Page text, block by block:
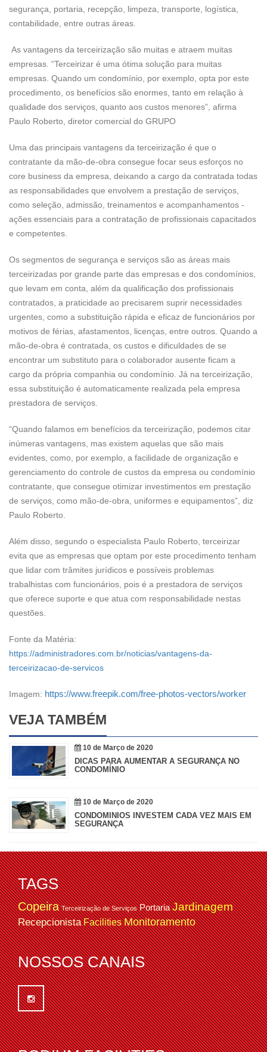
segurança, portaria, recepção, limpeza, transporte, logística,
contabilidade, entre outras áreas.
As vantagens da terceirização são muitas e atraem muitas
empresas. “Terceirizar é uma ótima solução para muitas
empresas. Quando um condomínio, por exemplo, opta por este
procedimento, os benefícios são enormes, tanto em relação à
qualidade dos serviços, quanto aos custos menores”, afirma
Paulo Roberto, diretor comercial do GRUPO
Uma das principais vantagens da terceirização é que o
contratante da mão-de-obra consegue focar seus esforços no
core business da empresa, deixando a cargo da contratada todas
as responsabilidades que envolvem a prestação de serviços,
como seleção, admissão, treinamentos e acompanhamentos -
ações essenciais para a contratação de profissionais capacitados
e competentes.
Os segmentos de segurança e serviços são as áreas mais
terceirizadas por grande parte das empresas e dos condomínios,
que levam em conta, além da qualificação dos profissionais
contratados, a praticidade ao precisarem suprir necessidades
urgentes, como a substituição rápida e eficaz de funcionários por
motivos de férias, afastamentos, licenças, entre outros. Quando a
mão-de-obra é contratada, os custos e dificuldades de se
encontrar um substituto para o colaborador ausente ficam a
cargo da própria companhia ou condomínio. Já na terceirização,
essa substituição é automaticamente realizada pela empresa
prestadora de serviços.
“Quando falamos em benefícios da terceirização, podemos citar
inúmeras vantagens, mas existem aquelas que são mais
evidentes, como, por exemplo, a facilidade de organização e
gerenciamento do controle de custos da empresa ou condomínio
contratante, que consegue otimizar investimentos em prestação
de serviços, como mão-de-obra, uniformes e equipamentos”, diz
Paulo Roberto.
Além disso, segundo o especialista Paulo Roberto, terceirizar
evita que as empresas que optam por este procedimento tenham
que lidar com trâmites jurídicos e possíveis problemas
trabalhistas com funcionários, pois é a prestadora de serviços
que oferece suporte e que atua com responsabilidade nestas
questões.
Fonte da Matéria:
https://administradores.com.br/noticias/vantagens-da-
terceirizacao-de-servicos
Imagem: https://www.freepik.com/free-photos-vectors/worker
VEJA TAMBÉM
10 de Março de 2020
DICAS PARA AUMENTAR A SEGURANÇA NO
CONDOMÍNIO
10 de Março de 2020
CONDOMÍNIOS INVESTEM CADA VEZ MAIS EM
SEGURANÇA
TAGS
Copeira Terceirização de Serviços Portaria Jardinagem
Recepcionista Facilities Monitoramento
NOSSOS CANAIS